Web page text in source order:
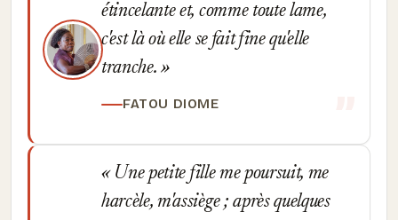
étincelante et, comme toute lame,
c'est là où elle se fait fine qu'elle
tranche.
FATOU DIOME
Une petite fille me poursuit, me
harcèle, m'assiège ; après quelques